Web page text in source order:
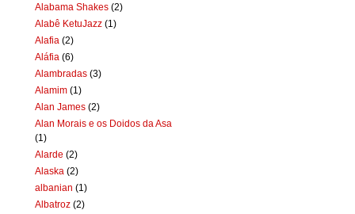
Alabama Shakes (2)
Alabê KetuJazz (1)
Alafia (2)
Aláfia (6)
Alambradas (3)
Alamim (1)
Alan James (2)
Alan Morais e os Doidos da Asa
(1)
Alarde (2)
Alaska (2)
albanian (1)
Albatroz (2)